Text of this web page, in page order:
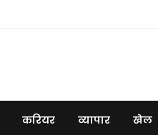
करियर व्यापार खेल